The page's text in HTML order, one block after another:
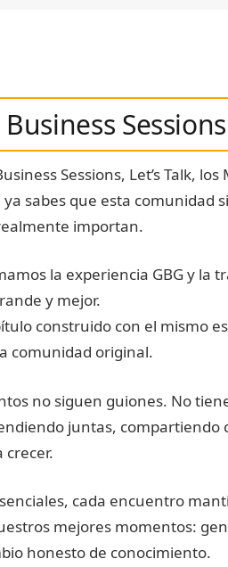
Sessions
Sessions, Let’s Talk,
ya sabes que esta comunidad
importan.
la experiencia GBG y la
y mejor.
construido con el mismo
comunidad original.
no siguen guiones. No
juntas, compartiendo
crecer.
cada encuentro
mejores momentos:
honesto de conocimiento.